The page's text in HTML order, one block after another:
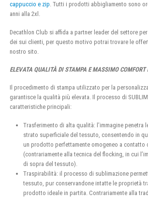
cappuccio e zip. Tutti i prodotti abbigliamento sono
anni alla 2xl.
Decathlon Club si affida a partner leader del settore
dei sui clienti, per questo motivo potrai trovare le
nostro sito.
ELEVATA QUALITÀ DI STAMPA E MASSIMO COMFORT
Il procedimento di stampa utilizzato per la
garantisce la qualità più elevata. Il processo di
caratteristiche principali:
Trasferimento di alta qualità: l’immagine penetra
strato superficiale del tessuto, consentendo in
un prodotto perfettamente omogeneo a contatto
(contrariamente alla tecnica del flocking, in cui
di sopra del tessuto).
Traspirabilità: il processo di sublimazione
tessuto, pur conservandone intatte le proprietà
prodotto ideale in partita. Contrariamente alla